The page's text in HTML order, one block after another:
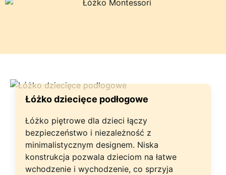
Łóżko dziecięce podłogowe
Łóżko piętrowe dla dzieci łączy
bezpieczeństwo i niezależność z
minimalistycznym designem. Niska
konstrukcja pozwala dzieciom na łatwe
wchodzenie i wychodzenie, co sprzyja